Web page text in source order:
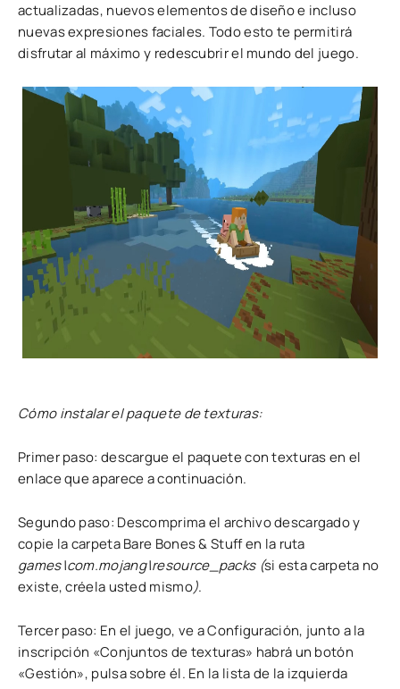
actualizadas, nuevos elementos de diseño e incluso
nuevas expresiones faciales. Todo esto te permitirá
disfrutar al máximo y redescubrir el mundo del juego.
Cómo instalar el paquete de texturas:
Primer paso: descargue el paquete con texturas en el
enlace que aparece a continuación.
Segundo paso: Descomprima el archivo descargado y
copie la carpeta Bare Bones & Stuff en la ruta
games\com.mojang\resource_packs (si esta carpeta no
existe, créela usted mismo).
Tercer paso: En el juego, ve a Configuración, junto a la
inscripción «Conjuntos de texturas» habrá un botón
«Gestión», pulsa sobre él. En la lista de la izquierda